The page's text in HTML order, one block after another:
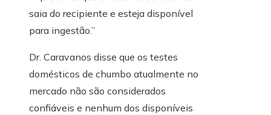
saia do recipiente e esteja disponível
para ingestão.”
Dr. Caravanos disse que os testes
domésticos de chumbo atualmente no
mercado não são considerados
confiáveis ​​e nenhum dos disponíveis